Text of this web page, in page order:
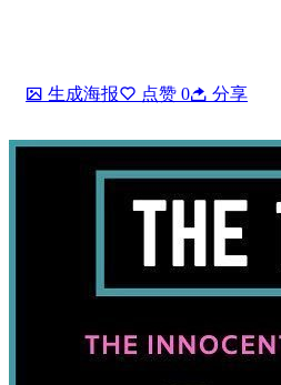
生成海报 点赞 0 分享